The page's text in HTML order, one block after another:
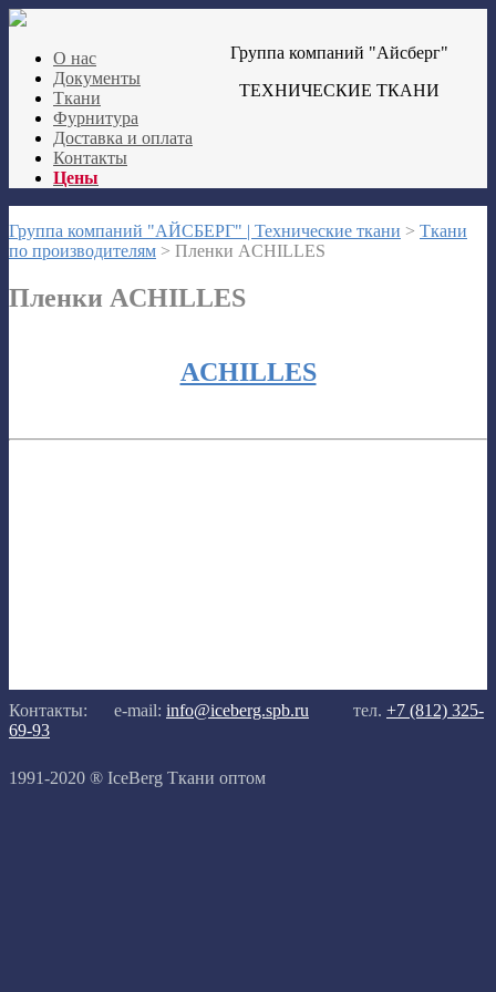
Группа компаний "Айсберг"
ТЕХНИЧЕСКИЕ ТКАНИ
О нас
Документы
Ткани
Фурнитура
Доставка и оплата
Контакты
Цены
Группа компаний "АЙСБЕРГ" | Технические ткани > Ткани
по производителям > Пленки ACHILLES
Пленки ACHILLES
ACHILLES
Контакты: e-mail: info@iceberg.spb.ru тел. +7 (812) 325-
69-93
1991-2020 ® IceBerg Ткани оптом